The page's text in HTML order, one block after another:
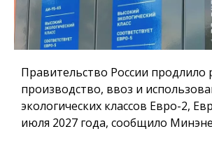
Правительство России продлило
производство, ввоз и
экологических классов Евро-2,
июля 2027 года, сообщило